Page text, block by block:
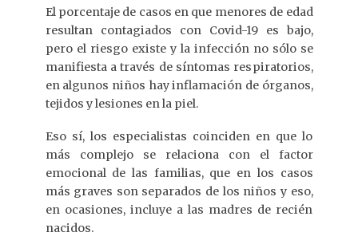
El porcentaje de casos en que menores de edad
resultan contagiados con Covid-19 es bajo,
pero el riesgo existe y la infección no sólo se
manifiesta a través de síntomas respiratorios,
en algunos niños hay inflamación de órganos,
tejidos y lesiones en la piel.
Eso sí, los especialistas coinciden en que lo
más complejo se relaciona con el factor
emocional de las familias, que en los casos
más graves son separados de los niños y eso,
en ocasiones, incluye a las madres de recién
nacidos.